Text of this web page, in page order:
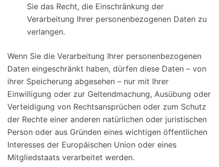
Sie das Recht, die Einschränkung der
Verarbeitung Ihrer personenbezogenen Daten zu
verlangen.
Wenn Sie die Verarbeitung Ihrer personenbezogenen
Daten eingeschränkt haben, dürfen diese Daten – von
ihrer Speicherung abgesehen – nur mit Ihrer
Einwilligung oder zur Geltendmachung, Ausübung oder
Verteidigung von Rechtsansprüchen oder zum Schutz
der Rechte einer anderen natürlichen oder juristischen
Person oder aus Gründen eines wichtigen öffentlichen
Interesses der Europäischen Union oder eines
Mitgliedstaats verarbeitet werden.